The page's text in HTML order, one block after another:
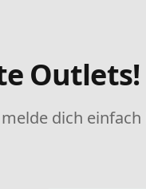
Outlets!
dich einfach